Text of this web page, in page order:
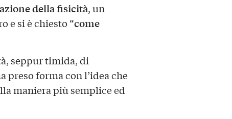
della fisicità, un
e si è chiesto “come
seppur timida, di
preso forma con l’idea che
maniera più semplice ed